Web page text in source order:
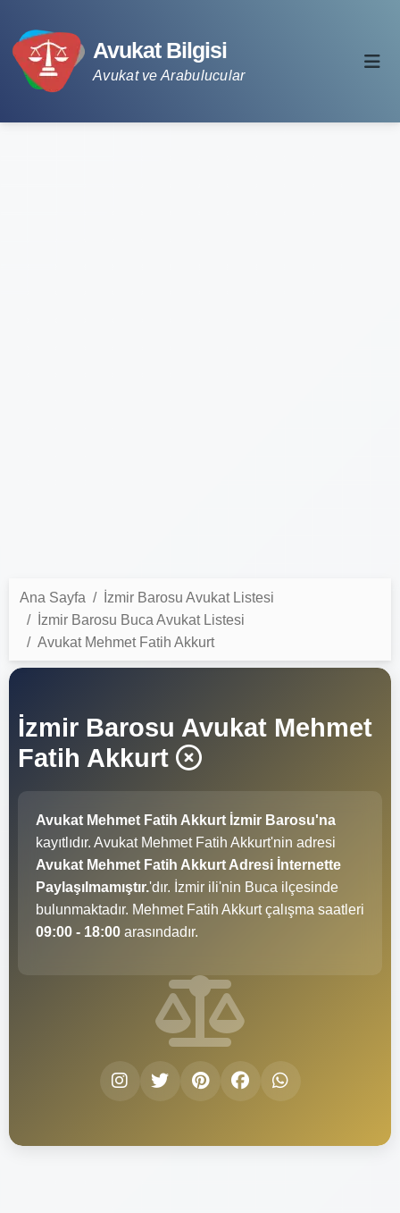
Avukat Bilgisi
Avukat ve Arabulucular
Ana Sayfa
İzmir Barosu Avukat Listesi
İzmir Barosu Buca Avukat Listesi
Avukat Mehmet Fatih Akkurt
İzmir Barosu Avukat Mehmet
Fatih Akkurt
Avukat Mehmet Fatih Akkurt İzmir Barosu'na
kayıtlıdır. Avukat Mehmet Fatih Akkurt'nin adresi
Avukat Mehmet Fatih Akkurt Adresi İnternette
Paylaşılmamıştır.'dır. İzmir ili'nin Buca ilçesinde
bulunmaktadır. Mehmet Fatih Akkurt çalışma saatleri
09:00 - 18:00 arasındadır.